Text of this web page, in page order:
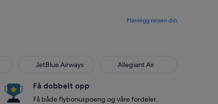
Planlegg reisen din
JetBlue Airways Allegiant Air
Få dobbelt opp
Få både flybonuspoeng og våre fordeler.